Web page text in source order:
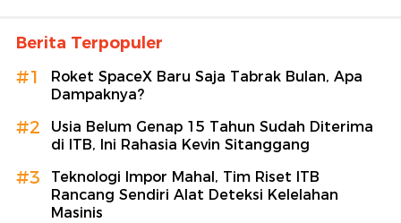
Berita Terpopuler
#1
Roket SpaceX Baru Saja Tabrak Bulan, Apa
Dampaknya?
#2
Usia Belum Genap 15 Tahun Sudah Diterima
di ITB, Ini Rahasia Kevin Sitanggang
#3
Teknologi Impor Mahal, Tim Riset ITB
Rancang Sendiri Alat Deteksi Kelelahan
Masinis